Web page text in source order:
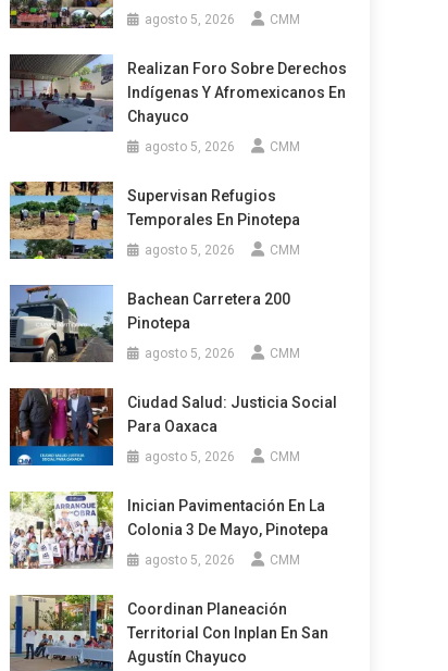
agosto 5, 2026 CMM
Realizan Foro Sobre Derechos
Indígenas Y Afromexicanos En
Chayuco
agosto 5, 2026 CMM
Supervisan Refugios
Temporales En Pinotepa
agosto 5, 2026 CMM
Bachean Carretera 200
Pinotepa
agosto 5, 2026 CMM
Ciudad Salud: Justicia Social
Para Oaxaca
agosto 5, 2026 CMM
Inician Pavimentación En La
Colonia 3 De Mayo, Pinotepa
agosto 5, 2026 CMM
Coordinan Planeación
Territorial Con Inplan En San
Agustín Chayuco